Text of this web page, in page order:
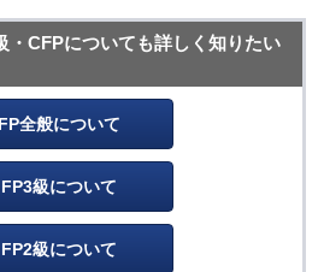
・CFPについても詳しく知りたい
FP全般について
FP3級について
FP2級について